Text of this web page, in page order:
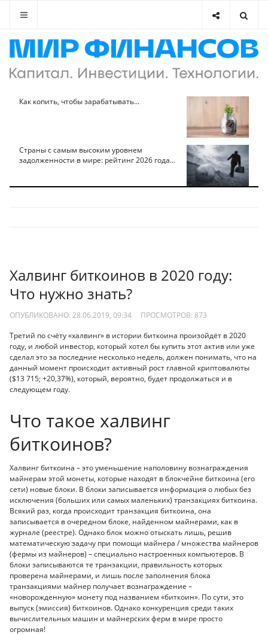
Как копить, чтобы зарабатывать...
Страны с самым высоким уровнем
задолженности в мире: рейтинг 2026 года...
Халвинг биткоинов в 2020 году:
Что нужно знать?
ОПУБЛИКОВАНО: 28.06.2019, 09:34 ПРОСМОТРОВ: 873
Третий по счёту «халвинг» в истории биткоина произойдёт в 2020
году, и любой инвестор, который хотел бы купить этот актив или уже
сделал это за последние несколько недель, должен понимать, что на
данный момент происходит активный рост главной криптовалюты
($13 715; +20,37%), который, вероятно, будет продолжаться и в
следующем году.
Что такое халвинг
биткоинов?
Халвинг биткоина – это уменьшение наполовину вознаграждения
майнерам этой монеты, которые находят в блокчейне биткоина (его
сети) новые блоки. В блоки записывается информация о любых без
исключения (больших или самых маленьких) транзакциях биткоина.
Всякий раз, когда происходит транзакция биткоина, она
записывается в очередном блоке, найденном майнерами, как в
журнале (реестре). Однако блок можно отыскать лишь, решив
математическую задачу при помощи майнера / множества майнеров
(фермы из майнеров) – специально настроенных компьютеров. В
блоки записываются те транзакции, правильность которых
проверена майнерами, и лишь после заполнения блока
транзакциями майнер получает вознаграждение –
«новорожденную» монету под названием «биткоин». По сути, это
выпуск (эмиссия) биткоинов. Однако конкуренция среди таких
вычислительных машин и майнерских ферм в мире просто
огромная!